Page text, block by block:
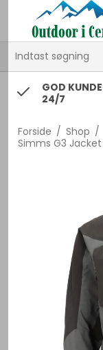
GOD
24/7
Forside / Shop /
Simms G3